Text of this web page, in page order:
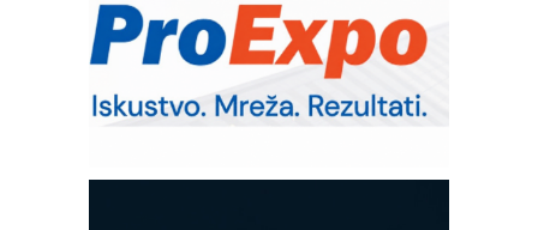
– Pametna signalizacija za efikasnije
upravljanje mašinama
Sigurnije ispitivanje transformatora u
solarnim elektranama i vetroparkovima
Pranje točkova na gradilištu- standard
ROSA i SCHUNK podižu proizvodnju